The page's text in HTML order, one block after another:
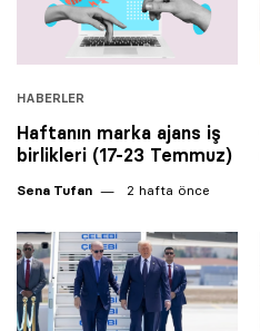
HABERLER
Haftanın marka ajans iş
birlikleri (17-23 Temmuz)
Sena Tufan 2 hafta önce